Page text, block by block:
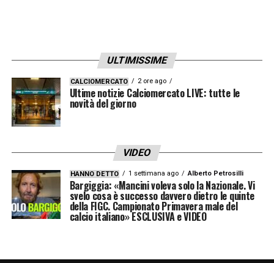
ULTIMISSIME
CALCIOMERCATO 2 ore ago
Ultime notizie Calciomercato LIVE: tutte le
novità del giorno
VIDEO
HANNO DETTO 1 settimana ago Alberto Petrosilli
Bargiggia: «Mancini voleva solo la Nazionale. Vi
svelo cosa è successo davvero dietro le quinte
della FIGC. Campionato Primavera male del
calcio italiano» ESCLUSIVA e VIDEO